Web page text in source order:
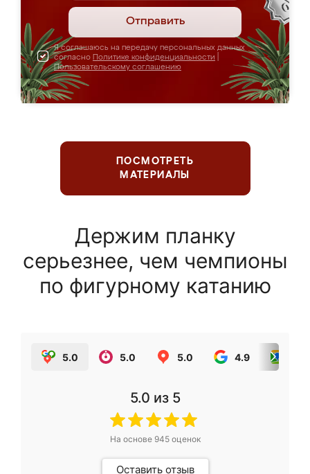
Отправить
Я соглашаюсь на передачу персональных данных
согласно Политике конфиденциальности
Пользовательскому соглашению
ПОСМОТРЕТЬ
МАТЕРИАЛЫ
Держим планку
серьезнее, чем чемпионы
по фигурному катанию
5.0 5.0 5.0 4.9
5.0 из 5
На основе 945оценок
Оставить отзыв